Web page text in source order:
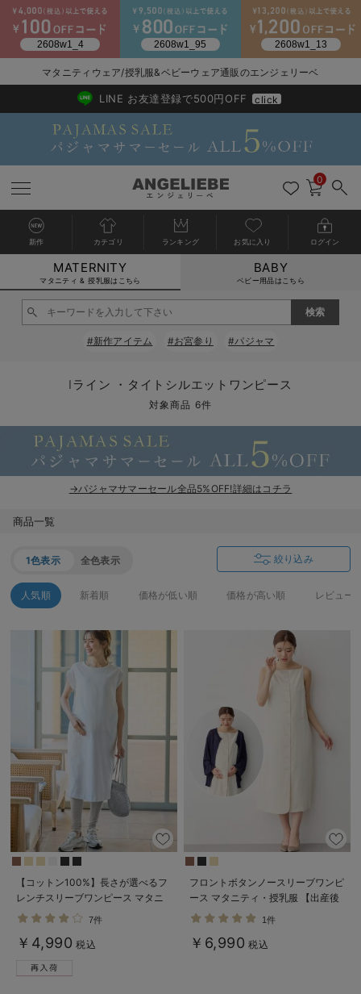
マタニティウェア全て
マタニティ ワンピース
マタニティ トップス
マタニティ アウター（コート）・ママコート
マタニティ 下着・インナー全て
授乳ブラ・マタニティブラ（マタニティインナー・産後用品）
マタニティ 授乳 キャミソール
産褥ショーツ
マタニティ 腹巻き
授乳服全て
マタニティ フォーマル全て
マタニティ スーツ
マタニティ ドレス（結婚式・お呼ばれ）
マタニティ フォーマル パンツ・ボトムス
授乳用品全て
妊婦用 抱き枕・授乳クッション
マタニティレッグウェア全て
マタニティストッキング・タイツ
マタニティ ボディケア全て
アウトレット全て
【アウトレット】ワンピース
【アウトレット】パジャマ
【アウトレット】インナー
特集全て
コットン素材
冷房対策
ブラトップ
親子セット
快適機能ウェア特集 トップス
快適機能ウェア特集 ボトムス
快適機能ウェア特集 パジャマ
erbaviva（エルバビーバ）
安心の日本製。先輩ママが買ってよかった！本当に必要な出産準備品
ハレの日に着るANGELIEBEのセレモニー
買って正解！高評価レビューアイテム
冬に可愛いニットがお得！
親子コーデ｜ママとベビーにおすすめ！
Gift Selection 出産祝い
再入荷全て
再入荷｜インナー
戻る
送料無料アイテム全て
ワンピース
パジャマ
ベビー
戻る
ブラキャミ おまとめ
戻る
【37周年祭セール】
【37周年祭セール】
戻る
気温差別オススメア
【15℃】3月下旬～
戻る
動きやすく着回しで
戻る
強撚スムース(コスパ
戻る
マタニティウェア
【おまとめ割】パジ
戻る
こだわりの履き心地
カジュアル
戻る
ジャケット派
ツィード派
戻る
出産準備応援割全て
マタニティパジャマ
戻る
【オフィスカジュア
戻る
レギンスタイプ
戻る
【フォーマル】ワン
戻る
【ベビー】長袖
戻る
ハンカチ
セット
戻る
快適ウェア10%OFF
戻る
春のマタニティワン
セットアップ・ レイ
ワーク・オフィス
あったかアイテム｜
戻る
Gift Selection 出産
〜3,000円（税込）
女の子におススメの
もらって嬉しいギフト
かわいくておもしろ
何枚あっても嬉しい
長く使えるアイテム
お部屋映えアイテム
戻る
冬の冷え対策インナ
薄くてあったか
レギンス・タイツ
裏起毛素材
戻る
入院準備の持ち物チ
入院してすぐ使うグ
戻る
冬のあったか特集全て
【冬のあったか特集
マタニティウェア/授乳服&ベビーウェア通販のエンジェリーベ
2026/NewArrival
送料495円(一部地域を除く) 7,700円以上で送料無料
LINE お友達登録で500円OFF click
0
新作 カテゴリ ランキング お気に入り ログイン
MATERNITY
マタニティ & 授乳服はこちら
BABY
ベビー用品はこちら
#新作アイテム #お宮参り #パジャマ
Iライン ・タイトシルエットワンピース
対象商品 6件
→パジャマサマーセール全品5%OFF!詳細はコチラ
商品一覧
1色表示 全色表示 絞り込み
人気順 新着順 価格が低い順 価格が高い順 レビュー
【コットン100%】長さが選べるフ
レンチスリーブワンピース マタニ
ティ・産後授乳服【出産後も長く使
7件
￥4,990 税込
フロントボタンノースリーブワンピ
ース マタニティ・授乳服 【出産後
も長く使える】
1件
￥6,990 税込
カートに入れる
閉じる